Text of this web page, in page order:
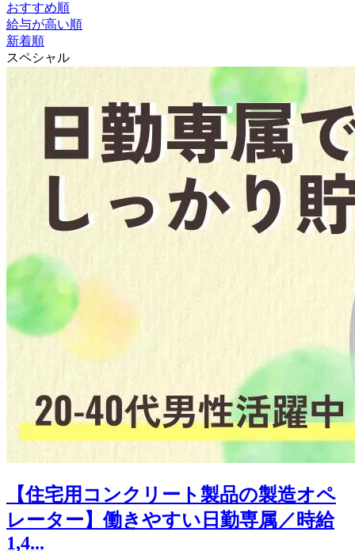
おすすめ順
給与が高い順
新着順
スペシャル
【住宅用コンクリート製品の製造オペ
レーター】働きやすい日勤専属／時給
1,4...